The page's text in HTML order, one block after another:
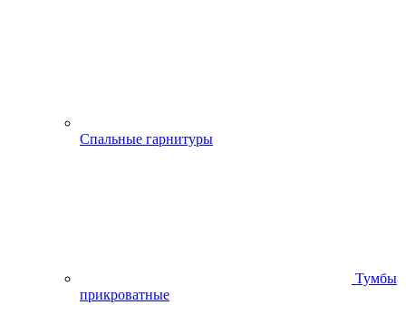
Спальные гарнитуры
Тумбы
прикроватные